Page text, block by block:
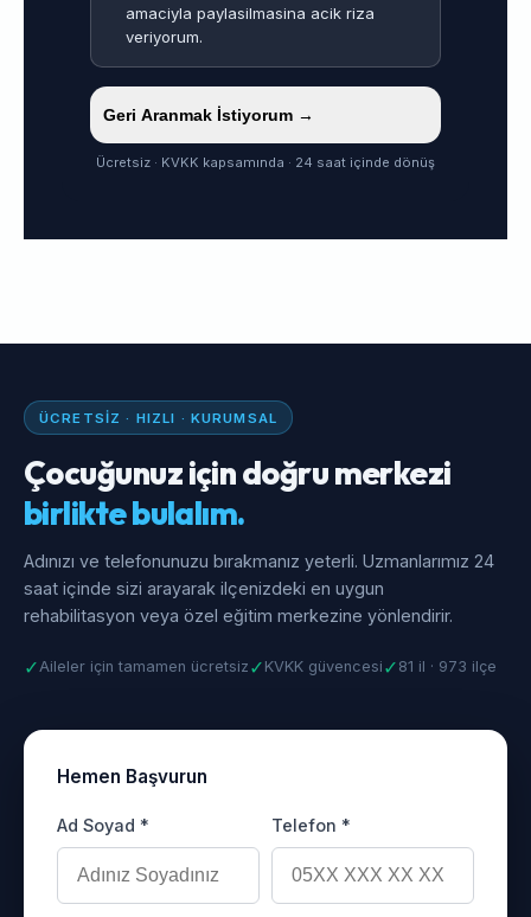
amaciyla paylasilmasina acik riza
veriyorum.
Geri Aranmak İstiyorum →
Ücretsiz · KVKK kapsamında · 24 saat içinde dönüş
ÜCRETSIZ · HIZLI · KURUMSAL
Çocuğunuz için doğru merkezi
birlikte bulalım.
Adınızı ve telefonunuzu bırakmanız yeterli. Uzmanlarımız 24
saat içinde sizi arayarak ilçenizdeki en uygun
rehabilitasyon veya özel eğitim merkezine yönlendirir.
✓Aileler için tamamen ücretsiz ✓ KVKK güvencesi ✓ 81 il · 973 ilçe
Hemen Başvurun
Ad Soyad * Telefon *